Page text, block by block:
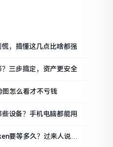
，搞懂这几点比啥都强
三步搞定，资产更安全
图怎么看才不亏钱
设备？手机电脑都能用
要等多久？过来人说说